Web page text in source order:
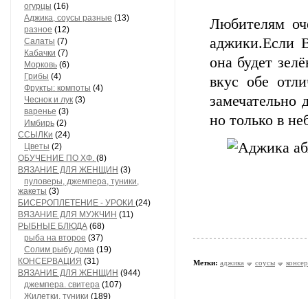
огурцы (16)
Аджика, соусы разные (13)
разное (12)
Салаты (7)
Кабачки (7)
Морковь (6)
Грибы (4)
Фрукты: компоты (4)
Чеснок и лук (3)
варенье (3)
Имбирь (2)
ССЫЛКи (24)
Цветы (2)
ОБУЧЕНИЕ ПО ХФ. (8)
ВЯЗАНИЕ ДЛЯ ЖЕНЩИН (3)
пуловеры, джемпера, туники,
жакеты (3)
БИСЕРОПЛЕТЕНИЕ - УРОКИ (24)
ВЯЗАНИЕ ДЛЯ МУЖЧИН (11)
РЫБНЫЕ БЛЮДА (68)
рыба на второе (37)
Солим рыбу дома (19)
КОНСЕРВАЦИЯ (31)
ВЯЗАНИЕ ДЛЯ ЖЕНЩИН (944)
джемпера. свитера (107)
Жилетки, туники (189)
Любителям
аджики.Если
она будет
вкус обе
но только в
Метки: аджика соусы